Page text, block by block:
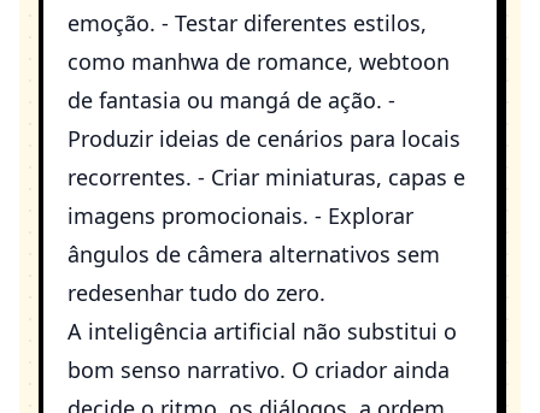
emoção. - Testar diferentes estilos,
como manhwa de romance, webtoon
de fantasia ou mangá de ação. -
Produzir ideias de cenários para locais
recorrentes. - Criar miniaturas, capas e
imagens promocionais. - Explorar
ângulos de câmera alternativos sem
redesenhar tudo do zero.
A inteligência artificial não substitui o
bom senso narrativo. O criador ainda